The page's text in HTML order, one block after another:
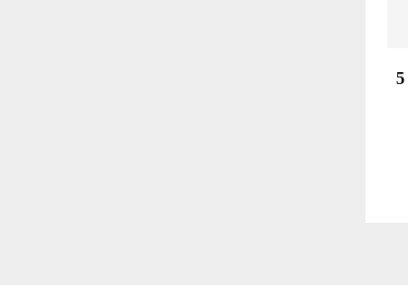
إختفاء فتاة ال17 سنة منذ 5